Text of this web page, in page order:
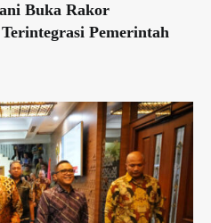
Buka Rakor
Pemerintah